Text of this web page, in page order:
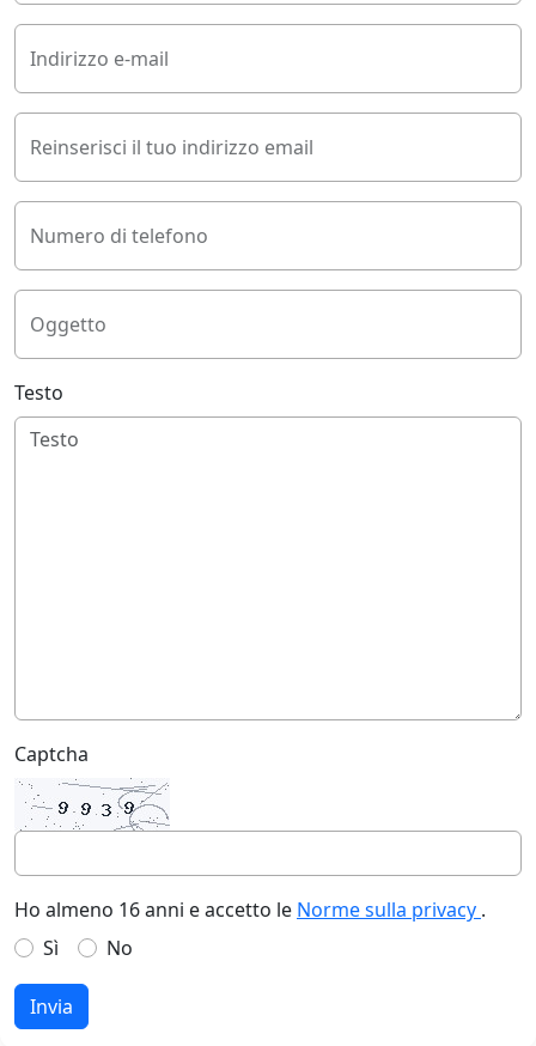
Indirizzo e-mail
Reinserisci il tuo indirizzo email
Numero di telefono
Oggetto
Testo
Captcha
Ho almeno 16 anni e accetto le Norme sulla privacy .
Sì
No
Invia